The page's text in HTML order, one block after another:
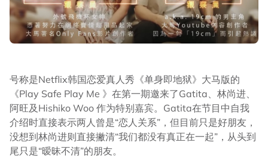
号称是Netflix韩国恋爱真人秀《单身即地狱》大马版的
《Play Safe Play Me 》在第一期邀来了Gatita、林尚进、
阿旺及Hishiko Woo 作为特别嘉宾。Gatita在节目中自我
介绍时直接表示两人曾是“恋人关系”，但目前只是好朋友，
没想到林尚进则直接撇清“我们都没有真正在一起”，从头到
尾只是“暧昧不清”的朋友。